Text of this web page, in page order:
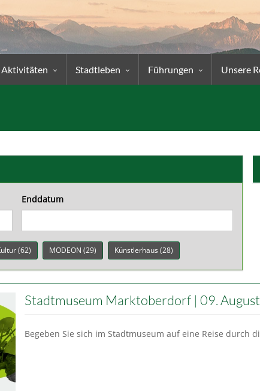
Aktivitäten Stadtleben Führungen Unsere
Enddatum
(62) MODEON (29) Künstlerhaus (28)
Stadtmuseum Marktoberdorf | 09.
Begeben Sie sich im Stadtmuseum auf eine Reise durch